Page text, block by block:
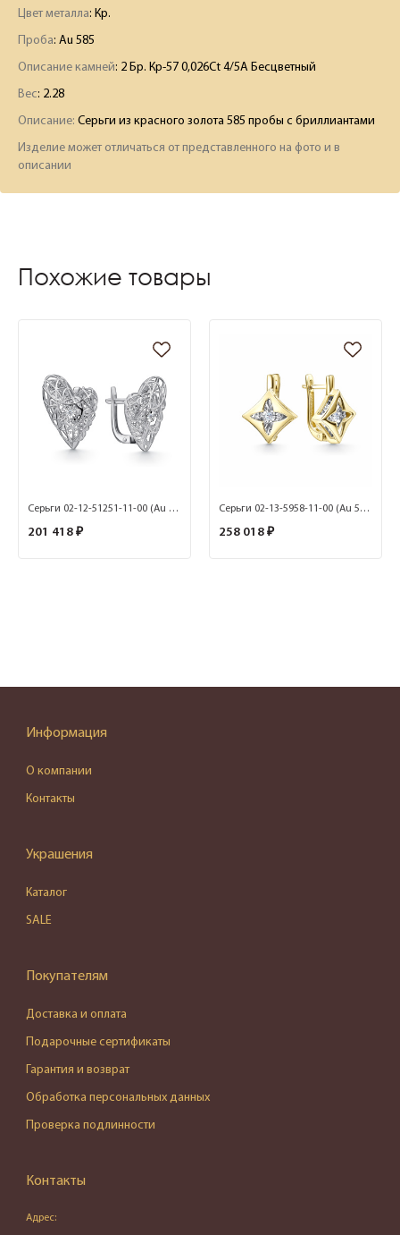
Цвет металла: Кр.
Проба: Au 585
Описание камней: 2 Бр. Кр-57 0,026Ct 4/5А Бесцветный
Вес: 2.28
Описание: Серьги из красного золота 585 пробы с бриллиантами
Изделие может отличаться от представленного на фото и в
описании
Похожие товары
Серьги 02-12-51251-11-00 (Au 585)
201 418 ₽
Серьги 02-13-5958-11-00 (Au 585)
258 018 ₽
Информация
О компании
Контакты
Украшения
Каталог
SALE
Покупателям
Доставка и оплата
Подарочные сертификаты
Гарантия и возврат
Обработка персональных данных
Проверка подлинности
Контакты
Адрес: